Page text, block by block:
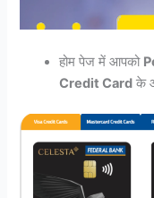
होम पेज में आपको
Credit Card के